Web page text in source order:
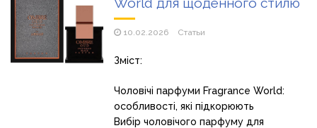
Магазин паяльников: рейтинг лучших магазинов Украины
2026
10.02.2026 Статьи
Зміст:
Чоловічі парфуми Fragrance World:
особливості, які підкорюють
Вибір чоловічого парфуму для